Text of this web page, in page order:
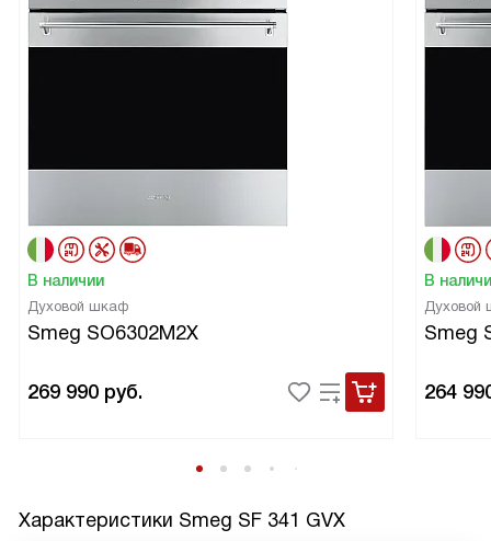
В наличии
Духовой шкаф
Smeg SO6302M2X
269 990 руб.
В
Духовой
Smeg
264
Характеристики Smeg SF 341 GVX